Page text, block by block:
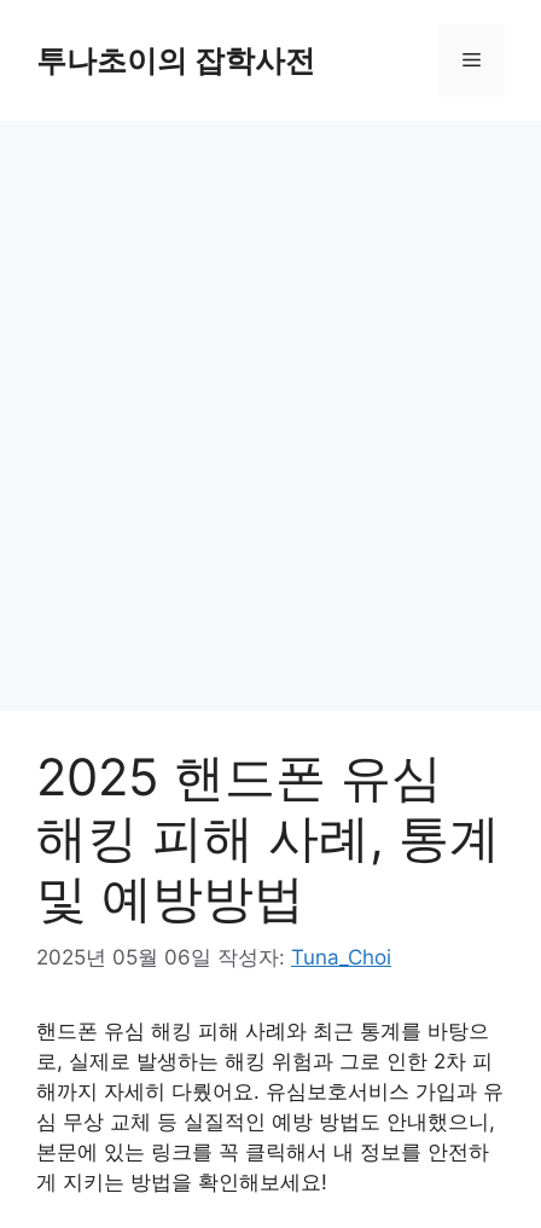
투나초이의 잡학사전 메
2025 핸드폰 유심
해킹 피해 사례, 통계
및 예방방법
2025년 05월 06일 작성자: Tuna_Choi
핸드폰 유심 해킹 피해 사례와 최근 통계를 바탕으
로, 실제로 발생하는 해킹 위험과 그로 인한 2차 피
해까지 자세히 다뤘어요. 유심보호서비스 가입과 유
심 무상 교체 등 실질적인 예방 방법도 안내했으니,
본문에 있는 링크를 꼭 클릭해서 내 정보를 안전하
게 지키는 방법을 확인해보세요!